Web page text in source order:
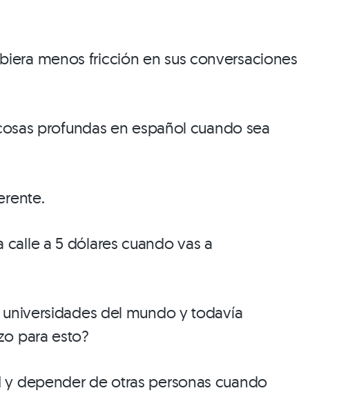
menos fricción en sus conversaciones
profundas en español cuando sea
a 5 dólares cuando vas a
del mundo y todavía
para esto?
depender de otras personas cuando